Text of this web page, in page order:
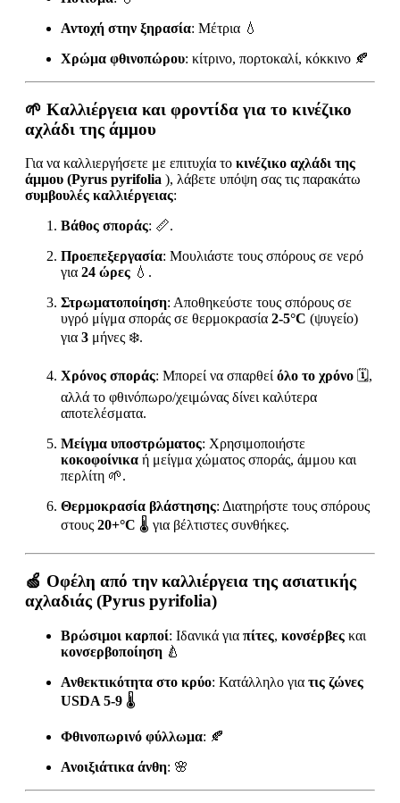
Αντοχή στην ξηρασία: Μέτρια 💧
Χρώμα φθινοπώρου: κίτρινο, πορτοκαλί, κόκκινο 🍂
🌱 Καλλιέργεια και φροντίδα για το κινέζικο
αχλάδι της άμμου
Για να καλλιεργήσετε με επιτυχία το κινέζικο αχλάδι της
άμμου (Pyrus pyrifolia ), λάβετε υπόψη σας τις παρακάτω
συμβουλές καλλιέργειας:
Βάθος σποράς: 📏.
Προεπεξεργασία: Μουλιάστε τους σπόρους σε νερό
για 24 ώρες 💧.
Στρωματοποίηση: Αποθηκεύστε τους σπόρους σε
υγρό μίγμα σποράς σε θερμοκρασία 2-5°C (ψυγείο)
για 3 μήνες ❄️.
Χρόνος σποράς: Μπορεί να σπαρθείόλο το χρόνο 🗓️,
αλλά το φθινόπωρο/χειμώνας δίνει καλύτερα
αποτελέσματα.
Μείγμα υποστρώματος: Χρησιμοποιήστε
κοκοφοίνικα ή μείγμα χώματος σποράς, άμμου και
περλίτη 🌱.
Θερμοκρασία βλάστησης: Διατηρήστε τους σπόρους
στους 20+°C 🌡️ για βέλτιστες συνθήκες.
🍏 Οφέλη από την καλλιέργεια της ασιατικής
αχλαδιάς (Pyrus pyrifolia)
Βρώσιμοι καρποί: Ιδανικά για πίτες, κονσέρβες και
κονσερβοποίηση 🍐
Ανθεκτικότητα στο κρύο: Κατάλληλο για τις ζώνες
USDA 5-9 🌡️
Φθινοπωρινό φύλλωμα: 🍂
Ανοιξιάτικα άνθη: 🌸